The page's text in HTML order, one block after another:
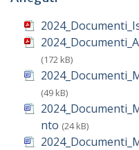
(172 kB)
(49 kB)
nto (24 kB)